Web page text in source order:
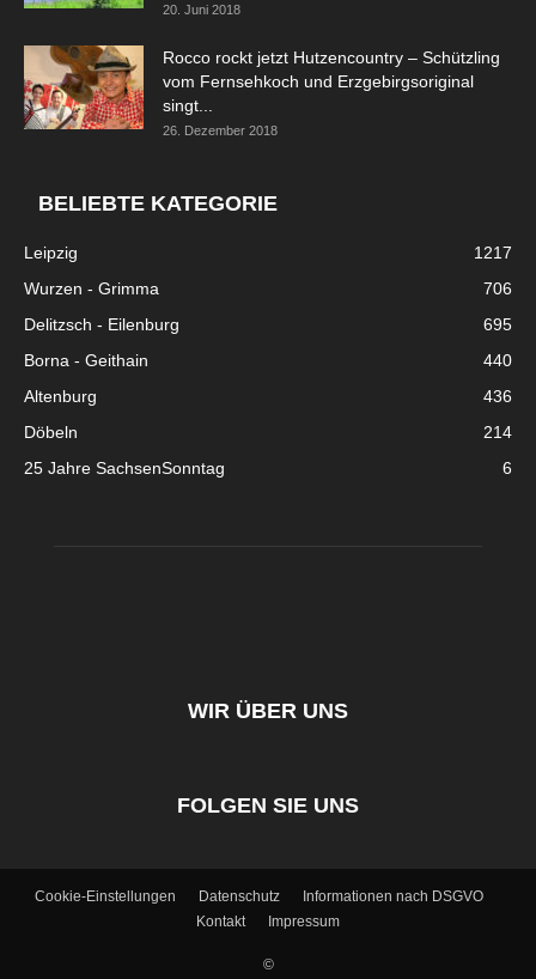
20. Juni 2018
Rocco rockt jetzt Hutzencountry – Schützling
vom Fernsehkoch und Erzgebirgsoriginal
singt...
26. Dezember 2018
BELIEBTE KATEGORIE
Leipzig
1217
Wurzen - Grimma
706
Delitzsch - Eilenburg
695
Borna - Geithain
440
Altenburg
436
Döbeln
214
25 Jahre SachsenSonntag
6
WIR ÜBER UNS
FOLGEN SIE UNS
Cookie-Einstellungen Datenschutz
Informationen nach DSGVO
Kontakt
Impressum
©